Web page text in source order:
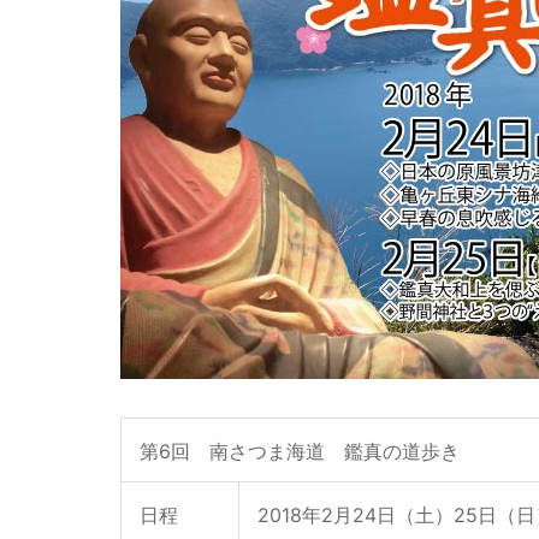
第6回 南さつま海道 鑑真の道歩き
日程 2018年2月24日（土）25日（日